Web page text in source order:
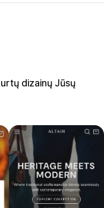
dizainų Jūsų